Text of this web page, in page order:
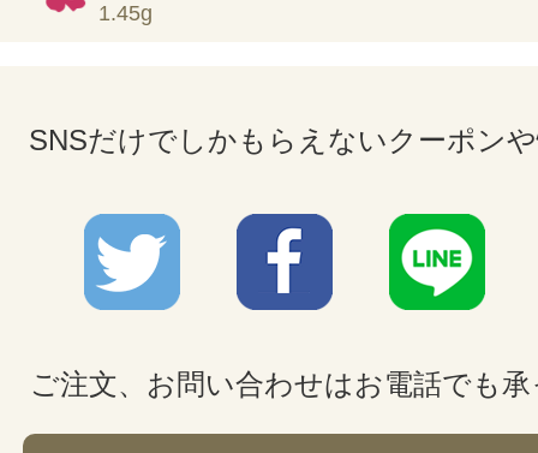
1.45g
SNSだけでしかもらえないクーポン
ご注文、お問い合わせはお電話でも